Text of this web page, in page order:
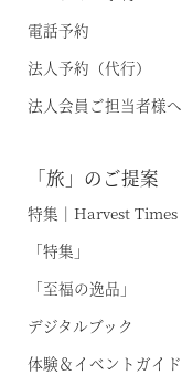
電話予約
法人予約（代行）
法人会員ご担当者様へ
「旅」のご提案
特集｜Harvest Times
「特集」
「至福の逸品」
デジタルブック
体験＆イベントガイド